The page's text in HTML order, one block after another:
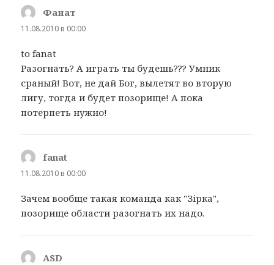
Фанат
11.08.2010 в 00:00
to fanat
Разогнать? А играть ты будешь??? Умник
сраный! Вот, не дай Бог, вылетят во вторую
лигу, тогда и будет позорище! А пока
потерпеть нужно!
fanat
11.08.2010 в 00:00
Зачем вообще такая команда как "Зірка",
позорище области разогнать их надо.
ASD